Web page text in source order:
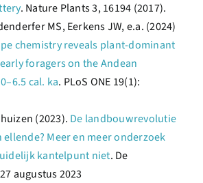
. Nature Plants 3, 16194 (2017).
MS, Eerkens JW, e.a. (2024)
chemistry reveals plant-dominant
foragers on the Andean
cal. ka. PLoS ONE 19(1):
(2023). De landbouwrevolutie
ellende? Meer en meer onderzoek
kantelpunt niet. De
augustus 2023